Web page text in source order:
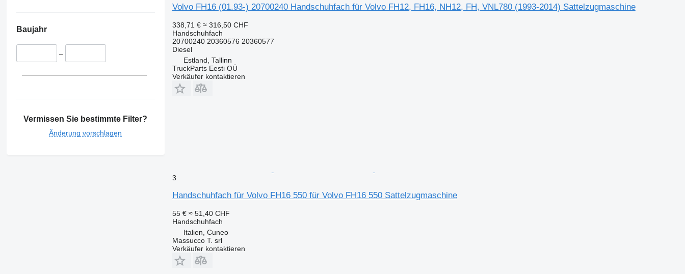
Baujahr
–
Vermissen Sie bestimmte Filter?
Änderung vorschlagen
Volvo FH16 (01.93-) 20700240 Handschuhfach für Volvo FH12, FH16, NH12, FH, VNL780 (1993-2014) Sattelzugmaschine
338,71 € ≈ 316,50 CHF
Handschuhfach
20700240 20360576 20360577
Diesel
Estland, Tallinn
TruckParts Eesti OÜ
Verkäufer kontaktieren
3
Handschuhfach für Volvo FH16 550 für Volvo FH16 550 Sattelzugmaschine
55 € ≈ 51,40 CHF
Handschuhfach
Italien, Cuneo
Massucco T. srl
Verkäufer kontaktieren